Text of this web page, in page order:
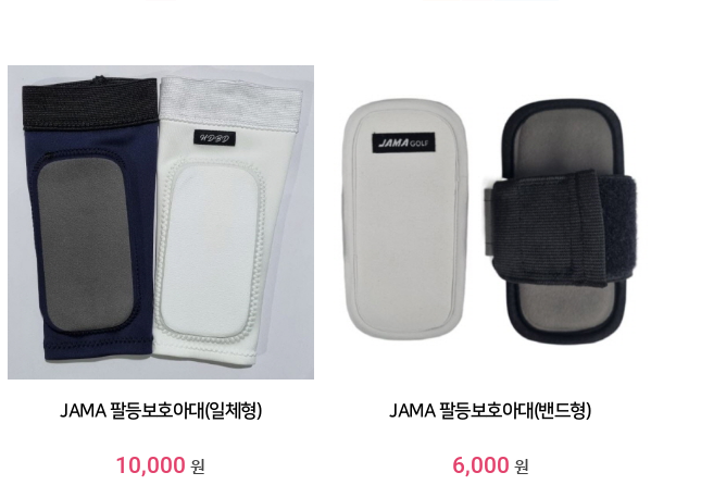
JAMA 팔등보호아대(일체형)
10,000 원
JAMA 팔등보호아대(밴드형)
6,000 원